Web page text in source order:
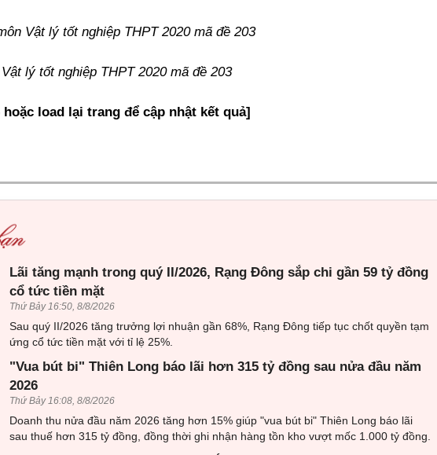
Vật lý tốt nghiệp THPT 2020 mã đề 203
lý tốt nghiệp THPT 2020 mã đề 203
hoặc load lại trang để cập nhật kết quả]
Lãi tăng mạnh trong quý II/2026, Rạng Đông sắp chi gần 59 tỷ đồng
cổ tức tiền mặt
Thứ Bảy 16:50, 8/8/2026
Sau quý II/2026 tăng trưởng lợi nhuận gần 68%, Rạng Đông tiếp tục chốt quyền tạm
ứng cổ tức tiền mặt với tỉ lệ 25%.
"Vua bút bi" Thiên Long báo lãi hơn 315 tỷ đồng sau nửa đầu năm
2026
Thứ Bảy 16:08, 8/8/2026
Doanh thu nửa đầu năm 2026 tăng hơn 15% giúp "vua bút bi" Thiên Long báo lãi
sau thuế hơn 315 tỷ đồng, đồng thời ghi nhận hàng tồn kho vượt mốc 1.000 tỷ đồng.